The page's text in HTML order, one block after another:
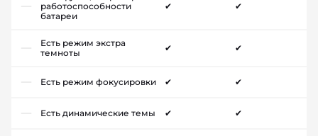
работоспособности
батареи
✔ ✔
Есть режим экстра
темноты
✔ ✔
Есть режим фокусировки ✔ ✔
Есть динамические темы ✔ ✔